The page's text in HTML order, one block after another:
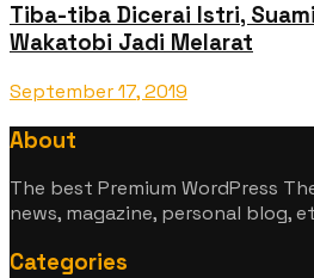
Tiba-tiba Dicerai Istri,
Wakatobi Jadi Melarat
September 17, 2019
About
The best Premium WordPress
news, magazine, personal blog,
Categories